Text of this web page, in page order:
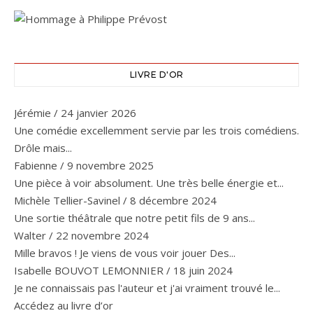
LIVRE D'OR
Jérémie / 24 janvier 2026
Une comédie excellemment servie par les trois comédiens.
Drôle mais...
Fabienne / 9 novembre 2025
Une pièce à voir absolument. Une très belle énergie et...
Michèle Tellier-Savinel / 8 décembre 2024
Une sortie théâtrale que notre petit fils de 9 ans...
Walter / 22 novembre 2024
Mille bravos ! Je viens de vous voir jouer Des...
Isabelle BOUVOT LEMONNIER / 18 juin 2024
Je ne connaissais pas l'auteur et j'ai vraiment trouvé le...
Accédez au livre d’or